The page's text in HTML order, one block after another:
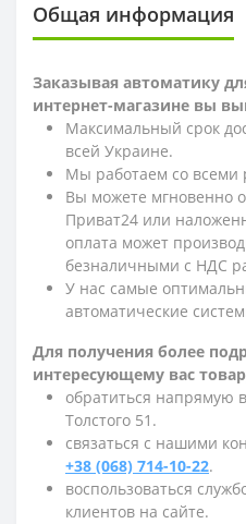
Общая информация
Заказывая автоматику
интернет-магазине вы
Максимальный срок
всей Украине.
Мы работаем со всеми
Вы можете мгновенно
Приват24 или
оплата может
безналичными с НДС
У нас самые
автоматические
Для получения более
интересующему вас
обратиться напрямую
Толстого 51.
связаться с нашими
+38 (068) 714-10-22.
воспользоваться
клиентов на сайте.